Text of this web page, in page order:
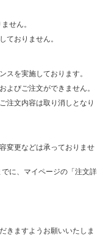
せん。
ておりません。
スを実施しております。
よびご注文ができません。
注文内容は取り消しとなり
変更などは承っておりませ
に、マイページの「注文詳
きますようお願いいたしま